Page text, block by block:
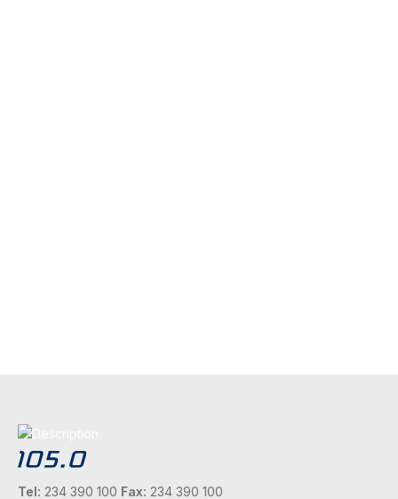
Tel: 234 390 100 Fax: 234 390 100